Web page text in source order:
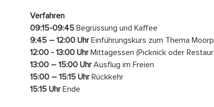
Verfahren
09:15-09:45 Begrüssung und Kaffee
9:45 – 12:00 Uhr Einführungskurs zum Thema
12:00 - 13:00 Uhr Mittagessen (Picknick oder
13:00 – 15:00 Uhr Ausflug im Freien
15:00 – 15:15 Uhr Rückkehr
15:15 Uhr Ende